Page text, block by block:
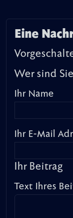
Eine
Wer sind
Ihr Name
Ihr E-Mail
Ihr Beitrag